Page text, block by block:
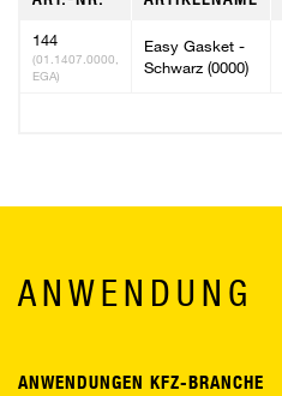
144
(01.1407.0000,
EGA)
Easy Gasket -
Schwarz (0000)
ANWENDUNG
ANWENDUNGEN KFZ-BRANCHE